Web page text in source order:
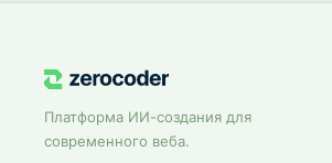
Платформа ИИ-создания для
современного веба.